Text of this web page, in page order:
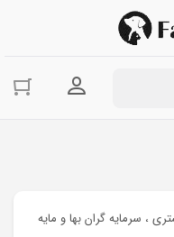
ورود به
، سرمایه گران بها و مایه